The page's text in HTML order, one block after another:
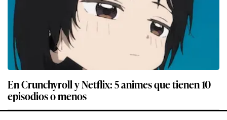
En Crunchyroll y Netflix: 5 animes que tienen 10
episodios o menos